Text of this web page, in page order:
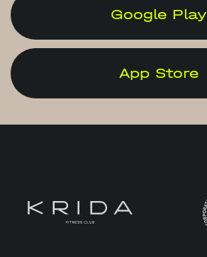
Google Play
App Store